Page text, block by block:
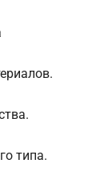
типа.